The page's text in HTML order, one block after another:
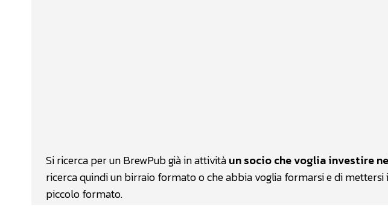
Si ricerca per un BrewPub già in attivitàun socio che voglia investire
ricerca quindi un birraio formato o che abbia voglia formarsi e di
piccolo formato.